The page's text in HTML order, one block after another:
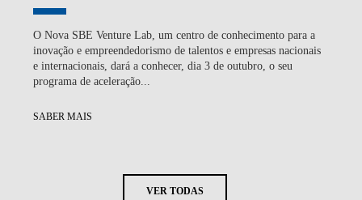
O Nova SBE Venture Lab, um centro de conhecimento para a
inovação e empreendedorismo de talentos e empresas nacionais
e internacionais, dará a conhecer, dia 3 de outubro, o seu
programa de aceleração...
SABER MAIS
VER TODAS